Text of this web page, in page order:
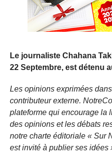
Le journaliste Chahana
22 Septembre, est détenu
Les opinions exprimées
contributeur externe.
plateforme qui encourage la
des opinions et les débats
notre charte éditoriale « Sur
est invité à publier ses idées